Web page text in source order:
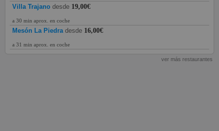
Villa Trajano desde 19,00€
a 30 min aprox. en coche
Mesón La Piedra desde 16,00€
a 31 min aprox. en coche
ver más restaurantes